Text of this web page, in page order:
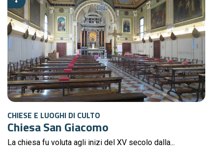
CHIESE E LUOGHI DI CULTO
Chiesa San Giacomo
La chiesa fu voluta agli inizi del XV secolo dalla...